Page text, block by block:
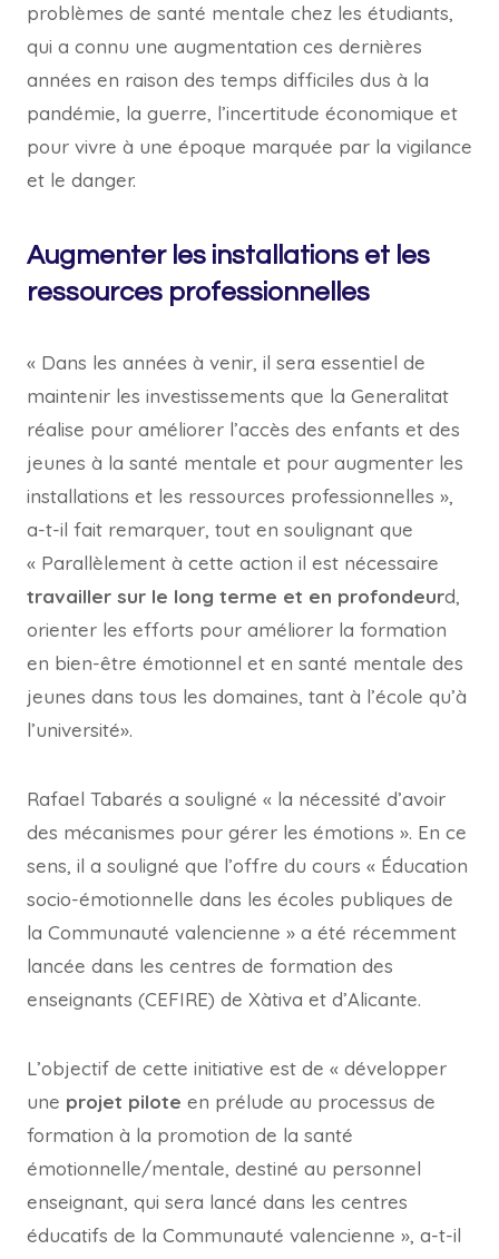
problèmes de santé mentale chez les étudiants,
qui a connu une augmentation ces dernières
années en raison des temps difficiles dus à la
pandémie, la guerre, l’incertitude économique et
pour vivre à une époque marquée par la vigilance
et le danger.
Augmenter les installations et les
ressources professionnelles
« Dans les années à venir, il sera essentiel de
maintenir les investissements que la Generalitat
réalise pour améliorer l’accès des enfants et des
jeunes à la santé mentale et pour augmenter les
installations et les ressources professionnelles »,
a-t-il fait remarquer, tout en soulignant que
« Parallèlement à cette action il est nécessaire
travailler sur le long terme et en profondeurd,
orienter les efforts pour améliorer la formation
en bien-être émotionnel et en santé mentale des
jeunes dans tous les domaines, tant à l’école qu’à
l’université».
Rafael Tabarés a souligné « la nécessité d’avoir
des mécanismes pour gérer les émotions ». En ce
sens, il a souligné que l’offre du cours « Éducation
socio-émotionnelle dans les écoles publiques de
la Communauté valencienne » a été récemment
lancée dans les centres de formation des
enseignants (CEFIRE) de Xàtiva et d’Alicante.
L’objectif de cette initiative est de « développer
une projet pilote en prélude au processus de
formation à la promotion de la santé
émotionnelle/mentale, destiné au personnel
enseignant, qui sera lancé dans les centres
éducatifs de la Communauté valencienne », a-t-il